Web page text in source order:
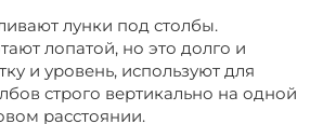
лунки под столбы.
лопатой, но это долго и
и уровень, используют для
строго вертикально на одной
расстоянии.